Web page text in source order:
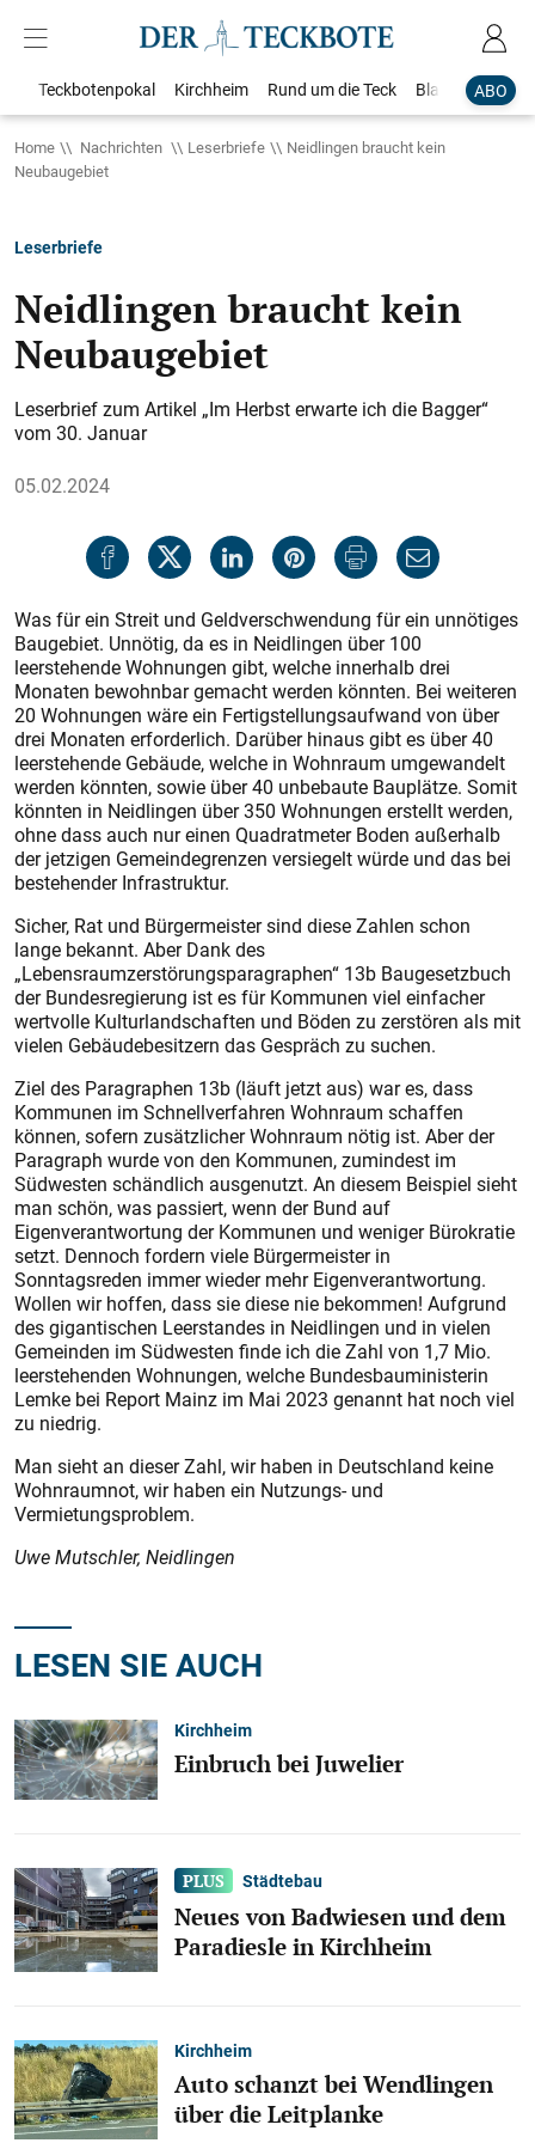
ABO
Teckbotenpokal Kirchheim Rund um die Teck Blaulicht
Home Nachrichten Leserbriefe
Neidlingen braucht kein
Neubaugebiet
Leserbriefe
Neidlingen braucht kein
Neubaugebiet
Leserbrief zum Artikel „Im Herbst erwarte ich die Bagger“
vom 30. Januar
05.02.2024
Was für ein Streit und Geldverschwendung für ein unnötiges
Baugebiet. Unnötig, da es in Neidlingen über 100
leerstehende Wohnungen gibt, welche innerhalb drei
Monaten bewohnbar gemacht werden könnten. Bei weiteren
20 Wohnungen wäre ein Fertigstellungsaufwand von über
drei Monaten erforderlich. Darüber hinaus gibt es über 40
leerstehende Gebäude, welche in Wohnraum umgewandelt
werden könnten, sowie über 40 unbebaute Bauplätze. Somit
könnten in Neidlingen über 350 Wohnungen erstellt werden,
ohne dass auch nur einen Quadratmeter Boden außerhalb
der jetzigen Gemeindegrenzen versiegelt würde und das bei
bestehender Infrastruktur.
Sicher, Rat und Bürgermeister sind diese Zahlen schon
lange bekannt. Aber Dank des
„Lebensraumzerstörungsparagraphen“ 13b Baugesetzbuch
der Bundesregierung ist es für Kommunen viel einfacher
wertvolle Kulturlandschaften und Böden zu zerstören als mit
vielen Gebäudebesitzern das Gespräch zu suchen.
Ziel des Paragraphen 13b (läuft jetzt aus) war es, dass
Kommunen im Schnellverfahren Wohnraum schaffen
können, sofern zusätzlicher Wohnraum nötig ist. Aber der
Paragraph wurde von den Kommunen, zumindest im
Südwesten schändlich ausgenutzt. An diesem Beispiel sieht
man schön, was passiert, wenn der Bund auf
Eigenverantwortung der Kommunen und weniger Bürokratie
setzt. Dennoch fordern viele Bürgermeister in
Sonntagsreden immer wieder mehr Eigenverantwortung.
Wollen wir hoffen, dass sie diese nie bekommen! Aufgrund
des gigantischen Leerstandes in Neidlingen und in vielen
Gemeinden im Südwesten finde ich die Zahl von 1,7 Mio.
leerstehenden Wohnungen, welche Bundesbauministerin
Lemke bei Report Mainz im Mai 2023 genannt hat noch viel
zu niedrig.
Man sieht an dieser Zahl, wir haben in Deutschland keine
Wohnraumnot, wir haben ein Nutzungs- und
Vermietungsproblem.
Uwe Mutschler, Neidlingen
LESEN SIE AUCH
Kirchheim
Einbruch bei Juwelier
Städtebau
Neues von Badwiesen und dem
Paradiesle in Kirchheim
Kirchheim
Auto schanzt bei Wendlingen
über die Leitplanke